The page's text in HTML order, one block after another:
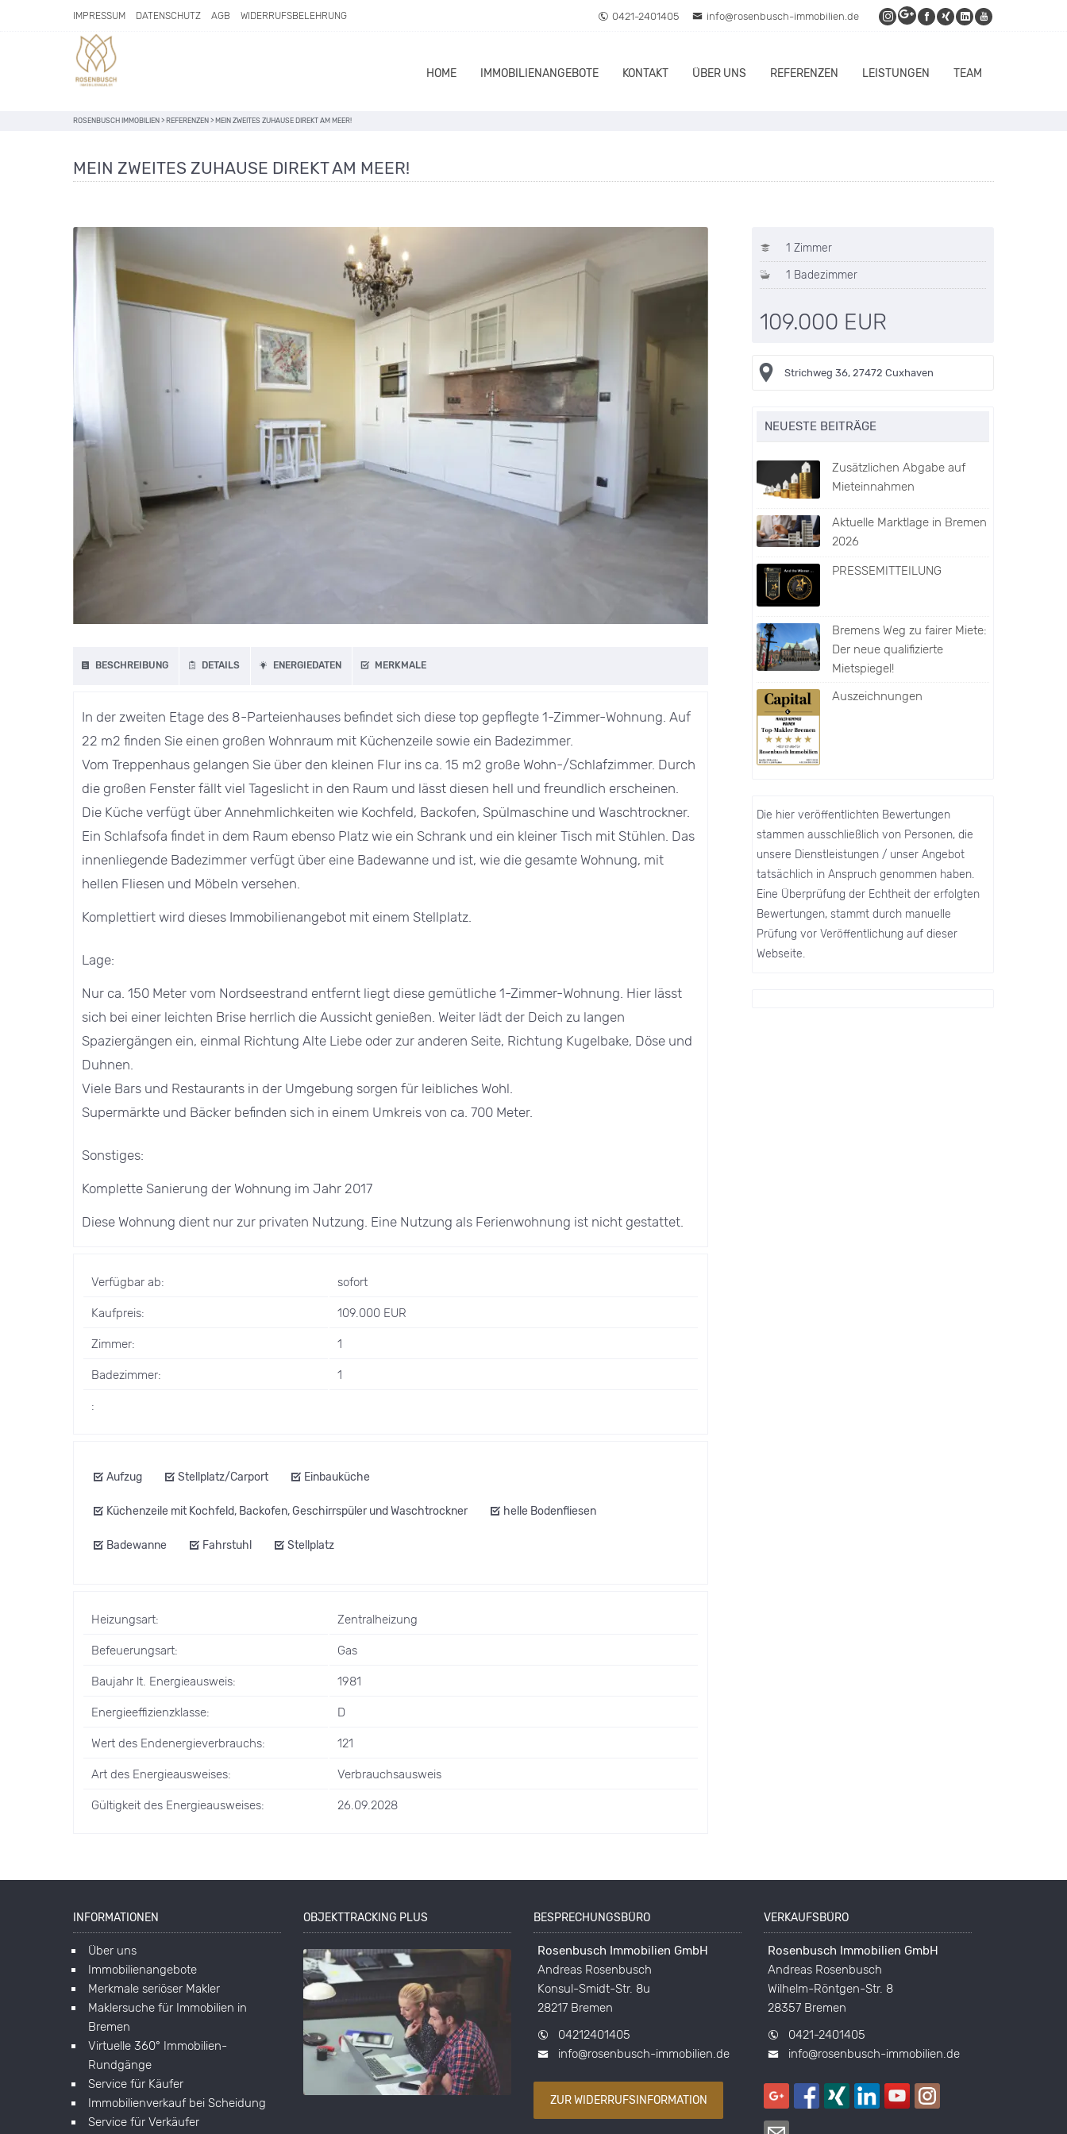
IMPRESSUM DATENSCHUTZ AGB WIDERRUFSBELEHRUNG 0421-2401405 info@rosenbusch-immobilien.de
HOME IMMOBILIENANGEBOTE KONTAKT ÜBER UNS REFERENZEN LEISTUNGEN TEAM
ROSENBUSCH IMMOBILIEN > REFERENZEN > MEIN ZWEITES ZUHAUSE DIREKT AM MEER!
MEIN ZWEITES ZUHAUSE DIREKT AM MEER!
BESCHREIBUNG DETAILS ENERGIEDATEN MERKMALE
In der zweiten Etage des 8-Parteienhauses befindet sich diese top gepflegte 1-Zimmer-Wohnung. Auf
22 m2 finden Sie einen großen Wohnraum mit Küchenzeile sowie ein Badezimmer.
Vom Treppenhaus gelangen Sie über den kleinen Flur ins ca. 15 m2 große Wohn-/Schlafzimmer. Durch
die großen Fenster fällt viel Tageslicht in den Raum und lässt diesen hell und freundlich erscheinen.
Die Küche verfügt über Annehmlichkeiten wie Kochfeld, Backofen, Spülmaschine und Waschtrockner.
Ein Schlafsofa findet in dem Raum ebenso Platz wie ein Schrank und ein kleiner Tisch mit Stühlen. Das
innenliegende Badezimmer verfügt über eine Badewanne und ist, wie die gesamte Wohnung, mit
hellen Fliesen und Möbeln versehen.
Komplettiert wird dieses Immobilienangebot mit einem Stellplatz.
Lage:
Nur ca. 150 Meter vom Nordseestrand entfernt liegt diese gemütliche 1-Zimmer-Wohnung. Hier lässt
sich bei einer leichten Brise herrlich die Aussicht genießen. Weiter lädt der Deich zu langen
Spaziergängen ein, einmal Richtung Alte Liebe oder zur anderen Seite, Richtung Kugelbake, Döse und
Duhnen.
Viele Bars und Restaurants in der Umgebung sorgen für leibliches Wohl.
Supermärkte und Bäcker befinden sich in einem Umkreis von ca. 700 Meter.
Sonstiges:
Komplette Sanierung der Wohnung im Jahr 2017
Diese Wohnung dient nur zur privaten Nutzung. Eine Nutzung als Ferienwohnung ist nicht gestattet.
Verfügbar ab: sofort
Kaufpreis: 109.000 EUR
Zimmer: 1
Badezimmer: 1
:
Aufzug Stellplatz/Carport Einbauküche
Küchenzeile mit Kochfeld, Backofen, Geschirrspüler und Waschtrockner helle Bodenfliesen
Badewanne Fahrstuhl Stellplatz
Heizungsart: Zentralheizung
Befeuerungsart: Gas
Baujahr lt. Energieausweis: 1981
Energieeffizienzklasse: D
Wert des Endenergieverbrauchs: 121
Art des Energieausweises: Verbrauchsausweis
Gültigkeit des Energieausweises: 26.09.2028
1 Zimmer
1 Badezimmer
109.000 EUR
Strichweg 36, 27472 Cuxhaven
NEUESTE BEITRÄGE
Zusätzlichen Abgabe auf
Mieteinnahmen
Aktuelle Marktlage in Bremen
2026
PRESSEMITTEILUNG
Bremens Weg zu fairer Miete:
Der neue qualifizierte
Mietspiegel!
Auszeichnungen
Die hier veröffentlichten Bewertungen
stammen ausschließlich von Personen, die
unsere Dienstleistungen / unser Angebot
tatsächlich in Anspruch genommen haben.
Eine Überprüfung der Echtheit der erfolgten
Bewertungen, stammt durch manuelle
Prüfung vor Veröffentlichung auf dieser
Webseite.
INFORMATIONEN
Über uns
Immobilienangebote
Merkmale seriöser Makler
Maklersuche für Immobilien in
Bremen
Virtuelle 360° Immobilien-
Rundgänge
Service für Käufer
Immobilienverkauf bei Scheidung
Service für Verkäufer
OBJEKTTRACKING PLUS BESPRECHUNGSBÜRO
Rosenbusch Immobilien GmbH
Andreas Rosenbusch
Konsul-Smidt-Str. 8u
28217 Bremen
04212401405
info@rosenbusch-immobilien.de
ZUR WIDERRUFSINFORMATION
VERKAUFSBÜRO
Rosenbusch Immobilien GmbH
Andreas Rosenbusch
Wilhelm-Röntgen-Str. 8
28357 Bremen
0421-2401405
info@rosenbusch-immobilien.de